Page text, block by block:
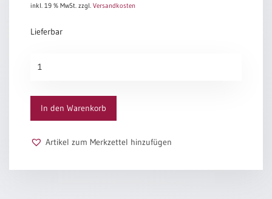
Patenamt
Konfirmation
Trauung
Eheschliessung
Hochzeitsjubiläum
neutrale
Abendmahlszulassung
inkl. 19 % MwSt. zzgl. Versandkosten
Lieferbar
Menge
In den Warenkorb
Artikel zum Merkzettel hinzufügen